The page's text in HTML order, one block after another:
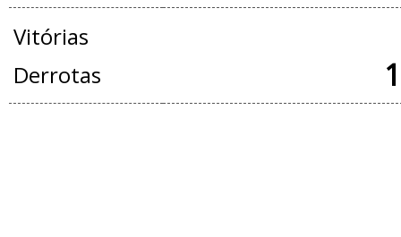
Vitórias
Derrotas